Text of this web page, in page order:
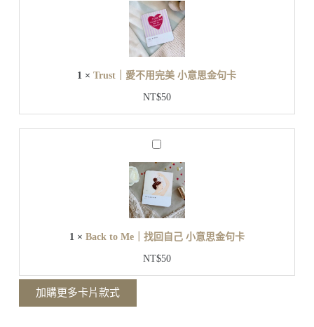
小
意
思
金
卡
u
s
t
｜
不
用
意
思
金
句
卡
1 ×Trust｜愛不用完美 小意思金句卡
NT$50
B
c
k
t
o
M
e
｜
找
回
1× Back to Me｜找回自己 小意思金句卡
NT$50
加購更多卡片款式